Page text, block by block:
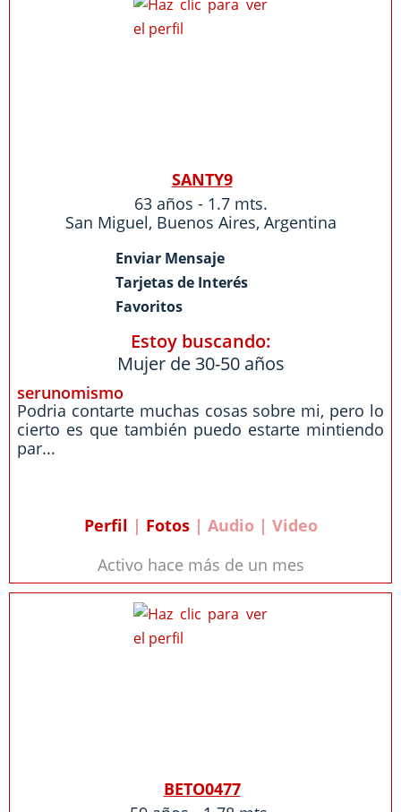
SANTY9
63 años - 1.7 mts.
San Miguel, Buenos Aires, Argentina
Enviar Mensaje
Tarjetas de Interés
Favoritos
Estoy buscando:
Mujer de 30-50 años
serunomismo
Podria contarte muchas cosas sobre mi, pero lo
cierto es que también puedo estarte mintiendo
par...
Perfil | Fotos| Audio | Video
Activo hace más de un mes
BETO0477